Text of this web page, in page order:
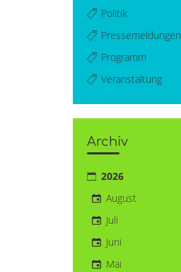
Politik
Pressemeldungen
Programm
Veranstaltung
Archiv
2026
August
Juli
Juni
Mai